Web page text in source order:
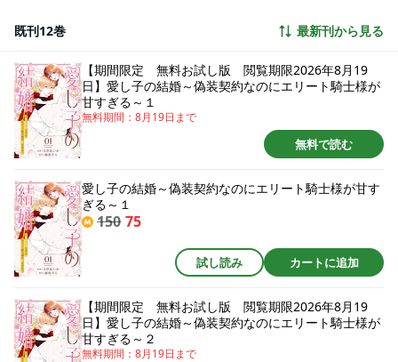
既刊12巻 最新刊から見る
【期間限定 無料お試し版 閲覧期限2026年8月19
日】愛し子の結婚～偽装契約なのにエリート騎士様が
甘すぎる～１
無料期間： 8月19日 まで
無料で読む
愛し子の結婚～偽装契約なのにエリート騎士様が甘す
ぎる～１
150 75
試し読み カートに追加
【期間限定 無料お試し版 閲覧期限2026年8月19
日】愛し子の結婚～偽装契約なのにエリート騎士様が
甘すぎる～２
無料期間： 8月19日 まで